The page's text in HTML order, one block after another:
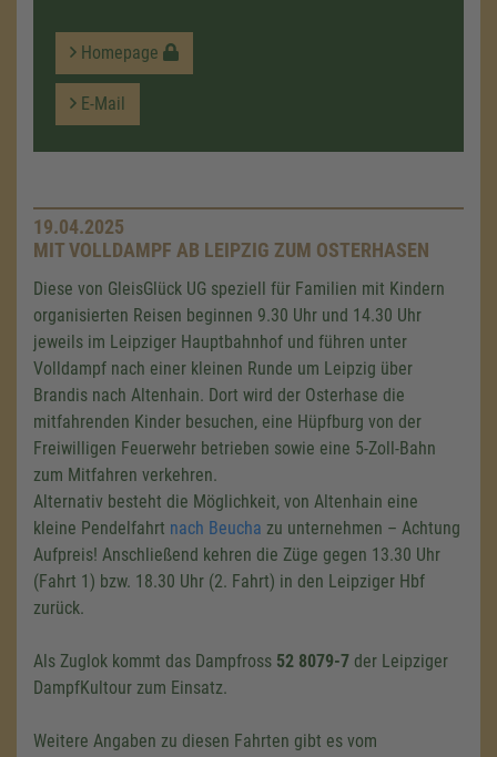
Homepage
E-Mail
19.04.2025
MIT VOLLDAMPF AB LEIPZIG ZUM OSTERHASEN
Diese von GleisGlück UG speziell für Familien mit Kindern
organisierten Reisen beginnen 9.30 Uhr und 14.30 Uhr
jeweils im Leipziger Hauptbahnhof und führen unter
Volldampf nach einer kleinen Runde um Leipzig über
Brandis nach Altenhain. Dort wird der Osterhase die
mitfahrenden Kinder besuchen, eine Hüpfburg von der
Freiwilligen Feuerwehr betrieben sowie eine 5-Zoll-Bahn
zum Mitfahren verkehren.
Alternativ besteht die Möglichkeit, von Altenhain eine
kleine Pendelfahrt nach Beucha zu unternehmen – Achtung
Aufpreis! Anschließend kehren die Züge gegen 13.30 Uhr
(Fahrt 1) bzw. 18.30 Uhr (2. Fahrt) in den Leipziger Hbf
zurück.
Als Zuglok kommt das Dampfross 52 8079-7 der Leipziger
DampfKultour zum Einsatz.
Weitere Angaben zu diesen Fahrten gibt es vom